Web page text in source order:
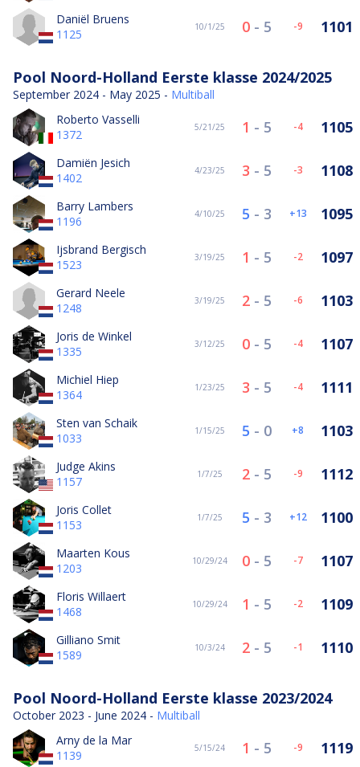
Daniël Bruens
1125
10/1/25 0 - 5 -9 1101
Pool Noord-Holland Eerste klasse 2024/2025
September 2024 - May 2025 - Multiball
Roberto Vasselli
1372
5/21/25 1 - 5 -4 1105
Damiën Jesich
1402
4/23/25 3 - 5 -3 1108
Barry Lambers
1196
4/10/25 5 - 3 13 1095
Ijsbrand Bergisch
1523
3/19/25 1 - 5 -2 1097
Gerard Neele
1248
3/19/25 2 - 5 -6 1103
Joris de Winkel
1335
3/12/25 0 - 5 -4 1107
Michiel Hiep
1364
1/23/25 3 - 5 -4 1111
Sten van Schaik
1033
1/15/25 5 - 0 8 1103
Judge Akins
1157
1/7/25 2 - 5 -9 1112
Joris Collet
1153
1/7/25 5 - 3 12 1100
Maarten Kous
1203
10/29/24 0 - 5 -7 1107
Floris Willaert
1468
10/29/24 1 - 5 -2 1109
Gilliano Smit
1589
10/3/24 2 - 5 -1 1110
Pool Noord-Holland Eerste klasse 2023/2024
October 2023 - June 2024 - Multiball
Arny de la Mar
1139
5/15/24 1 - 5 -9 1119